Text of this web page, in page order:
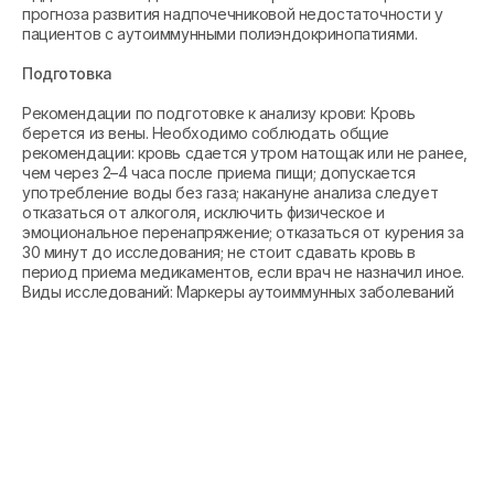
прогноза развития надпочечниковой недостаточности у
пациентов с аутоиммунными полиэндокринопатиями.
Подготовка
Рекомендации по подготовке к анализу крови: Кровь
берется из вены. Необходимо соблюдать общие
рекомендации: кровь сдается утром натощак или не ранее,
чем через 2–4 часа после приема пищи; допускается
употребление воды без газа; накануне анализа следует
отказаться от алкоголя, исключить физическое и
эмоциональное перенапряжение; отказаться от курения за
30 минут до исследования; не стоит сдавать кровь в
период приема медикаментов, если врач не назначил иное.
Виды исследований: Маркеры аутоиммунных заболеваний